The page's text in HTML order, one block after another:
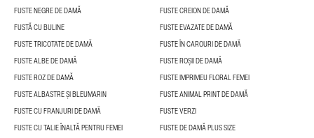
FUSTE NEGRE DE DAMĂ
FUSTE CREION DE DAMĂ
FUSTĂ CU BULINE
FUSTE EVAZATE DE DAMĂ
FUSTE TRICOTATE DE DAMĂ
FUSTE ÎN CAROURI DE DAMĂ
FUSTE ALBE DE DAMĂ
FUSTE ROȘII DE DAMĂ
FUSTE ROZ DE DAMĂ
FUSTE IMPRIMEU FLORAL FEMEI
FUSTE ALBASTRE ȘI BLEUMARIN
FUSTE ANIMAL PRINT DE DAMĂ
FUSTE CU FRANJURI DE DAMĂ
FUSTE VERZI
FUSTE CU TALIE ÎNALTĂ PENTRU FEMEI
FUSTE DE DAMĂ PLUS SIZE